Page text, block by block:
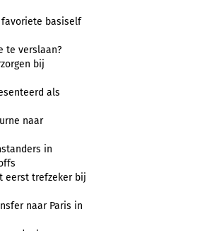
favoriete basiself
te verslaan?
bij
als
naar
in
eerst trefzeker bij
naar Paris in